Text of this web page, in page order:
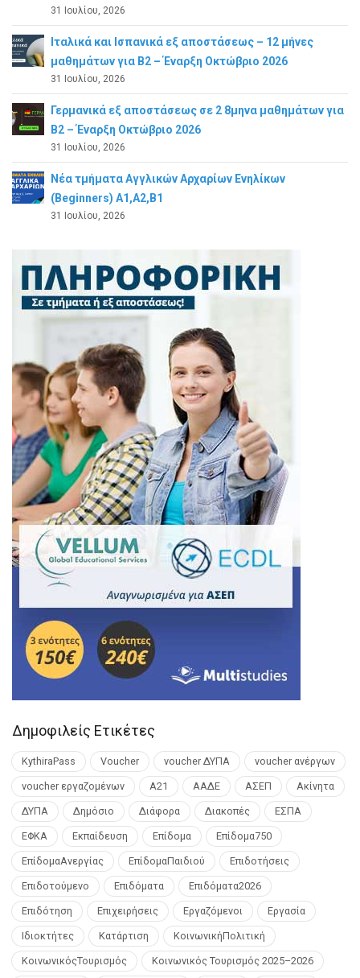
31 Ιουλίου, 2026
Ιταλικά και Ισπανικά εξ αποστάσεως – 12 μήνες
μαθημάτων για B2 – Έναρξη Οκτώβριο 2026
31 Ιουλίου, 2026
Γερμανικά εξ αποστάσεως σε 2 8μηνα μαθημάτων για
Β2 – Έναρξη Οκτώβριο 2026
31 Ιουλίου, 2026
Νέα τμήματα Αγγλικών Αρχαρίων Ενηλίκων
(Beginners) A1,A2,B1
31 Ιουλίου, 2026
Δημοφιλείς Ετικέτες
KythiraPass Voucher voucher ΔΥΠΑ voucher ανέργων
voucher εργαζομένων Α21 ΑΑΔΕ ΑΣΕΠ Ακίνητα
ΔΥΠΑ Δημόσιο Διάφορα Διακοπές ΕΣΠΑ
ΕΦΚΑ Εκπαίδευση Επίδομα Επίδομα750
ΕπίδομαΑνεργίας ΕπίδομαΠαιδιού Επιδοτήσεις
Επιδοτούμενο Επιδόματα Επιδόματα2026
Επιδότηση Επιχειρήσεις Εργαζόμενοι Εργασία
Ιδιοκτήτες Κατάρτιση ΚοινωνικήΠολιτική
ΚοινωνικόςΤουρισμός Κοινωνικός Τουρισμός 2025–2026